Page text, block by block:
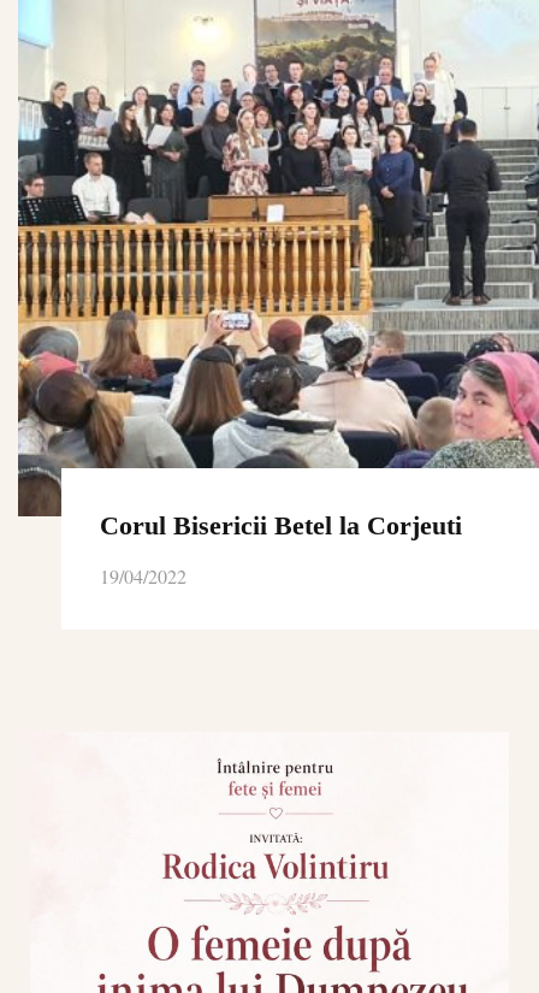
Corul Bisericii Betel la Corjeuti
19/04/2022